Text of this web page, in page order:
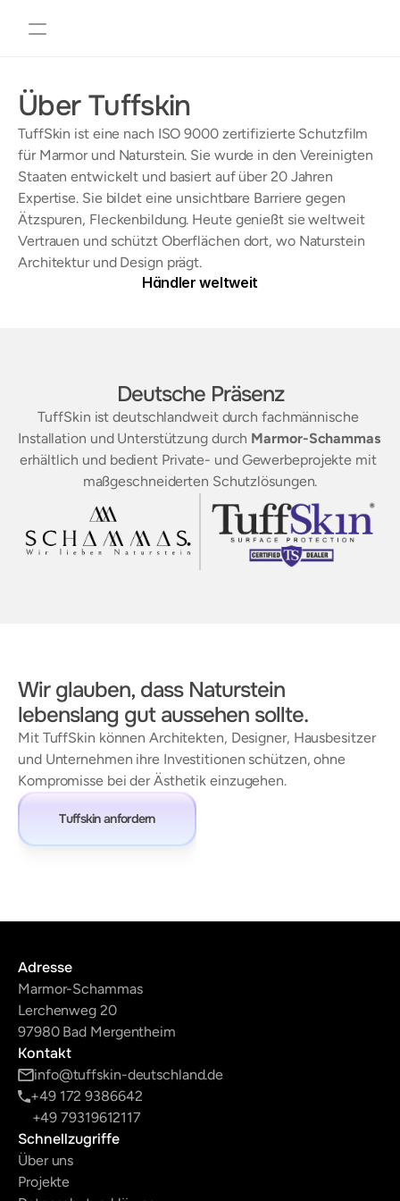
Über Tuffskin
TuffSkin ist eine nach ISO 9000 zertifizierte Schutzfilm
für Marmor und Naturstein. Sie wurde in den Vereinigten
Staaten entwickelt und basiert auf über 20 Jahren
Expertise. Sie bildet eine unsichtbare Barriere gegen
Ätzspuren, Fleckenbildung. Heute genießt sie weltweit
Vertrauen und schützt Oberflächen dort, wo Naturstein
Architektur und Design prägt.
Händler weltweit
Deutsche Präsenz
TuffSkin ist deutschlandweit durch fachmännische
Installation und Unterstützung durch Marmor-Schammas
erhältlich und bedient Private- und Gewerbeprojekte mit
maßgeschneiderten Schutzlösungen.
Wir glauben, dass Naturstein
lebenslang gut aussehen sollte.
Mit TuffSkin können Architekten, Designer, Hausbesitzer
und Unternehmen ihre Investitionen schützen, ohne
Kompromisse bei der Ästhetik einzugehen.
Tuffskin anfordern
Gallery
Commercial
Residential
Warranty
Specifications
Join
Events
Adresse
Marmor-Schammas
Lerchenweg 20
97980 Bad Mergentheim
Kontakt
info@tuffskin-deutschland.de
+49 172 9386642
+49 79319612117
Schnellzugriffe
Über uns
Projekte